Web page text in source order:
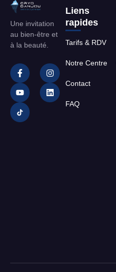
Une invitation
au bien-être et
à la beauté.
Liens
rapides
Tarifs & RDV
Notre Centre
Contact
FAQ